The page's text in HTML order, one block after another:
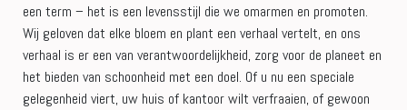
een term – het is een levensstijl die we omarmen en promoten.
Wij geloven dat elke bloem en plant een verhaal vertelt, en ons
verhaal is er een van verantwoordelijkheid, zorg voor de planeet en
het bieden van schoonheid met een doel. Of u nu een speciale
gelegenheid viert, uw huis of kantoor wilt verfraaien, of gewoon